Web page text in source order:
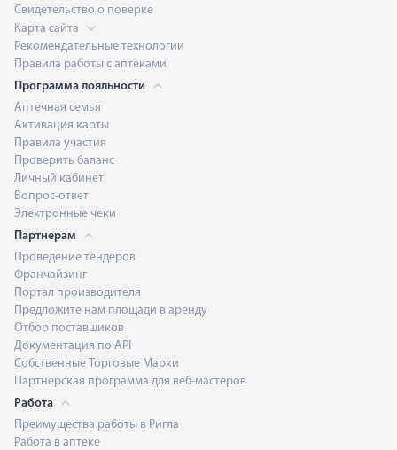
Свидетельство о поверке
Карта сайта
Рекомендательные технологии
Правила работы с аптеками
Программа лояльности
Аптечная семья
Активация карты
Правила участия
Проверить баланс
Личный кабинет
Вопрос-ответ
Электронные чеки
Партнерам
Проведение тендеров
Франчайзинг
Портал производителя
Предложите нам площади в аренду
Отбор поставщиков
Документация по API
Собственные Торговые Марки
Партнерская программа для веб-мастеров
Работа
Преимущества работы в Ригла
Работа в аптеке